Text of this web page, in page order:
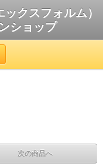
クスフォルム）
ショップ
次の商品へ